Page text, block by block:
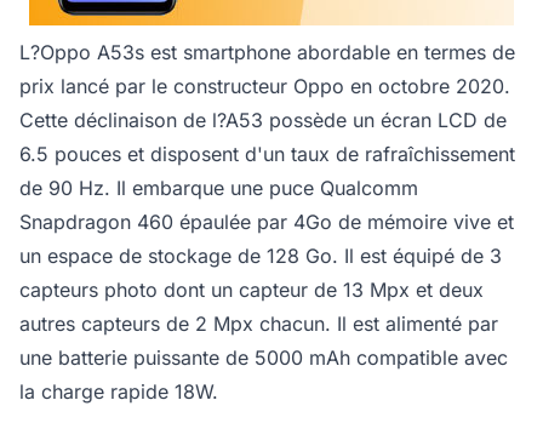
L?Oppo A53s est smartphone abordable en termes de
prix lancé par le constructeur Oppo en octobre 2020.
Cette déclinaison de l?A53 possède un écran LCD de
6.5 pouces et disposent d'un taux de rafraîchissement
de 90 Hz. Il embarque une puce Qualcomm
Snapdragon 460 épaulée par 4Go de mémoire vive et
un espace de stockage de 128 Go. Il est équipé de 3
capteurs photo dont un capteur de 13 Mpx et deux
autres capteurs de 2 Mpx chacun. Il est alimenté par
une batterie puissante de 5000 mAh compatible avec
la charge rapide 18W.